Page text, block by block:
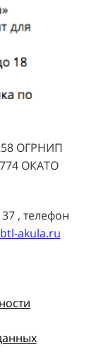
ОГРНИП
ОКАТО
, телефон
akula.ru